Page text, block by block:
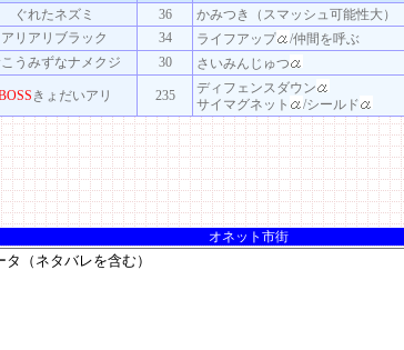
ぐれたネズミ
36 かみつき（スマッシュ可能性大）
アリアリブラック
34 ライフアップ /仲間を呼ぶ
うみずなナメクジ
30 さいみんじゅつ
きょだいアリ 235
ディフェンスダウン
サイマグネット
/シールド
オネット市街